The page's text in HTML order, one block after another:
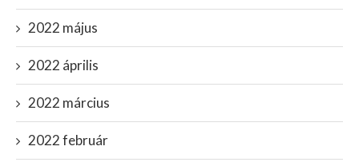
2022 május
2022 április
2022 március
2022 február